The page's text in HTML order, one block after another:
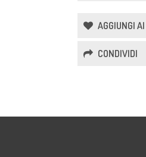
AGGIUNGI
CONDIVIDI